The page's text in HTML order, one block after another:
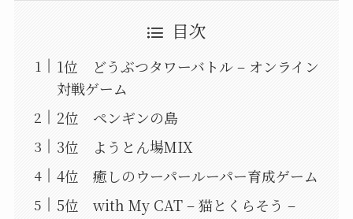
目次
1位 どうぶつタワーバトル – オンライン
対戦ゲーム
2位 ペンギンの島
3位 ようとん場MIX
4位 癒しのウーパールーパー育成ゲーム
5位 with My CAT – 猫とくらそう –